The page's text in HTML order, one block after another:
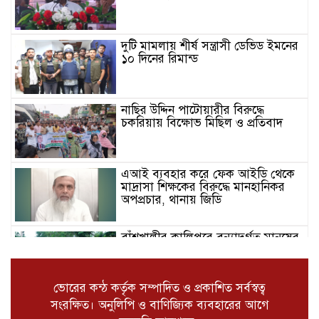
দুটি মামলায় শীর্ষ সন্ত্রাসী ডেভিড ইমনের
১০ দিনের রিমান্ড
নাছির উদ্দিন পাটোয়ারীর বিরুদ্ধে
চকরিয়ায় বিক্ষোভ মিছিল ও প্রতিবাদ
এআই ব্যবহার করে ফেক আইডি থেকে
মাদ্রাসা শিক্ষকের বিরুদ্ধে মানহানিকর
অপপ্রচার, থানায় জিডি
বাঁশখালীর কালিপুরে বন্যাদুর্গত মানুষের
বিতরণ
রামুতে অস্ত্র ও গুলিসহ যুবক গ্রেপ্তার,
বিদেশি পিস্তল উদ্ধার
ভোরের কন্ঠ কর্তৃক সম্পাদিত ও প্রকাশিত সর্বস্বত্ব
সংরক্ষিত। অনুলিপি ও বাণিজ্যিক ব্যবহারের আগে